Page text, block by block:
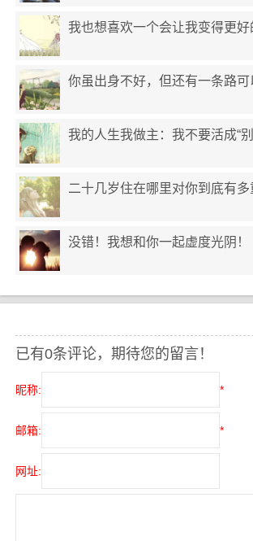
我也想喜欢一个会让我变得更好
你虽出身不好，但还有一条路可
我的人生我做主：我不要活成“别
二十几岁住在哪里对你到底有多
没错！我想和你一起虚度光阴！
已有0条评论，期待您的留言！
昵称: *
邮箱: *
网址: